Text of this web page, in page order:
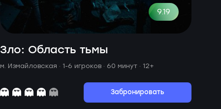
9.19
Зло: Область тьмы
м. Измайловская · 1-6 игроков · 60 минут · 12+
Забронировать